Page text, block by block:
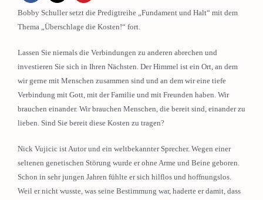
Bobby Schuller setzt die Predigtreihe „Fundament und Halt“ mit dem
Thema „Überschlage die Kosten!“ fort.
Lassen Sie niemals die Verbindungen zu anderen abrechen und
investieren Sie sich in Ihren Nächsten. Der Himmel ist ein Ort, an dem
wir gerne mit Menschen zusammen sind und an dem wir eine tiefe
Verbindung mit Gott, mit der Familie und mit Freunden haben. Wir
brauchen einander. Wir brauchen Menschen, die bereit sind, einander zu
lieben. Sind Sie bereit diese Kosten zu tragen?
Nick Vujicic ist Autor und ein weltbekannter Sprecher. Wegen einer
seltenen genetischen Störung wurde er ohne Arme und Beine geboren.
Schon in sehr jungen Jahren fühlte er sich hilflos und hoffnungslos.
Weil er nicht wusste, was seine Bestimmung war, haderte er damit, dass